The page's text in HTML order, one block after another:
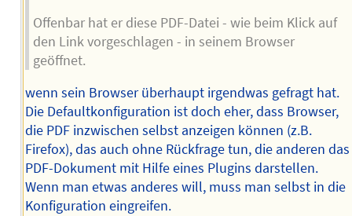
Offenbar hat er diese PDF-Datei - wie beim Klick auf
den Link vorgeschlagen - in seinem Browser
geöffnet.
wenn sein Browser überhaupt irgendwas gefragt hat.
Die Defaultkonfiguration ist doch eher, dass Browser,
die PDF inzwischen selbst anzeigen können (z.B.
Firefox), das auch ohne Rückfrage tun, die anderen das
PDF-Dokument mit Hilfe eines Plugins darstellen.
Wenn man etwas anderes will, muss man selbst in die
Konfiguration eingreifen.